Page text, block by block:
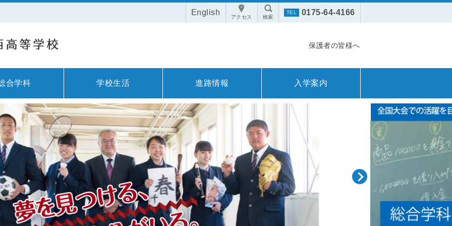
0175-64-4166
検索
English
アクセス
保護者の皆様へ
合学科 学校生活 進路情報 入学案内